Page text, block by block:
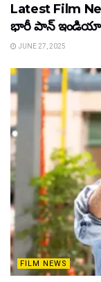
Latest Film
భారీ పాన్‌ ఇండియా
JUNE 27, 2025
FILM NEWS